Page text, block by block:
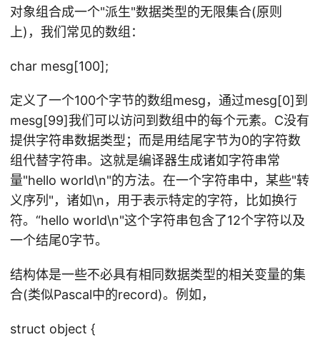
对象组合成一个"派生"数据类型的无限集合(原则
上)，我们常见的数组：
char mesg[100];
定义了一个100个字节的数组mesg，通过mesg[0]到
mesg[99]我们可以访问到数组中的每个元素。C没有
提供字符串数据类型；而是用结尾字节为0的字符数
组代替字符串。这就是编译器生成诸如字符串常
量"hello world\n"的方法。在一个字符串中，某些"转
义序列"，诸如\n，用于表示特定的字符，比如换行
符。“hello world\n"这个字符串包含了12个字符以及
一个结尾0字节。
结构体是一些不必具有相同数据类型的相关变量的集
合(类似Pascal中的record)。例如，
struct object {